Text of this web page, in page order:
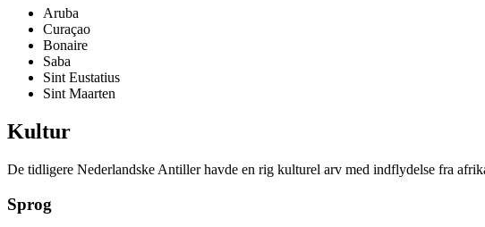
Aruba
Curaçao
Bonaire
Saba
Sint Eustatius
Sint Maarten
Kultur
De tidligere Nederlandske Antiller havde en rig kulturel arv med indflydelse fra
Sprog